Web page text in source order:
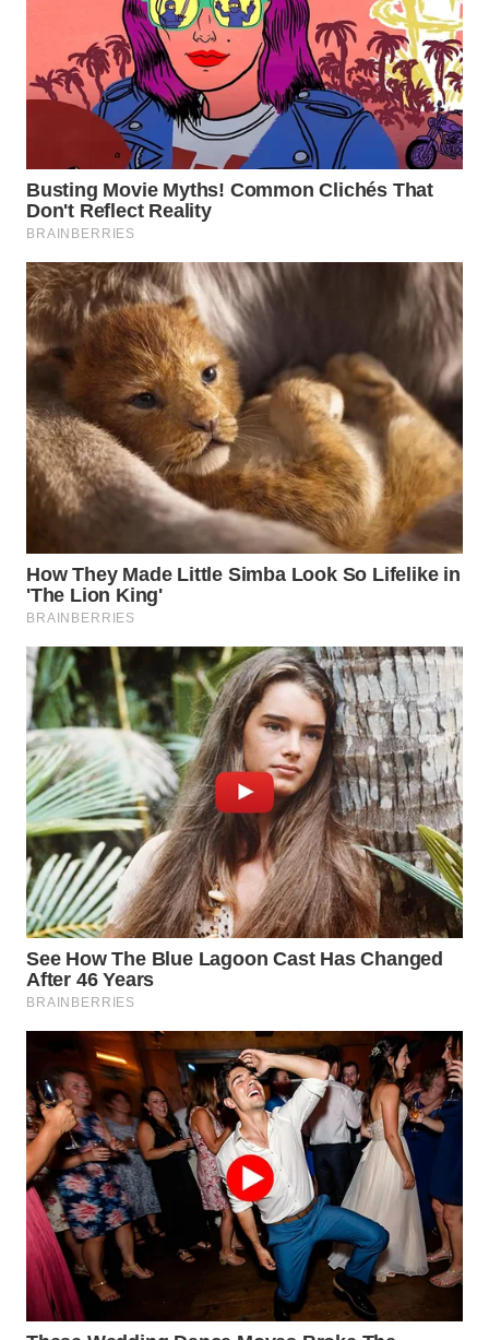
TEBING
TINGGI
PAKPAK
WN
WN
BEKASI
BOGOR
WN
DEPOK
WN
TAPANULI
UTARA
WN
SAMOSIR
WN
PADANG
LAWAS
WN
SUMEDANG
WN
CIANJUR
WN
SERIBU
WN
TANGERANG
WN
BINJAI
WN
CIREBON